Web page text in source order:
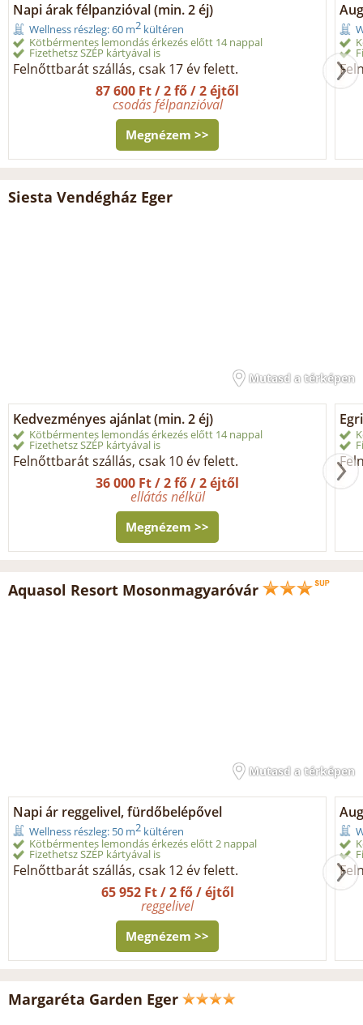
Napi árak félpanzióval (min. 2 éj)
Wellness részleg: 60 m2 kültéren
Kötbérmentes lemondás érkezés előtt 14 nappal
Fizethetsz SZÉP kártyával is
Felnőttbarát szállás, csak 17 év felett.
87 600 Ft / 2 fő / 2 éjtől
csodás félpanzióval
Megnézem >>
Siesta Vendégház Eger
Mutasd a térképen
Kedvezményes ajánlat (min. 2 éj)
Kötbérmentes lemondás érkezés előtt 14 nappal
Fizethetsz SZÉP kártyával is
Felnőttbarát szállás, csak 10 év felett.
36 000 Ft / 2 fő / 2 éjtől
ellátás nélkül
Megnézem >>
Aquasol Resort Mosonmagyaróvár
Mutasd a térképen
Napi ár reggelivel, fürdőbelépővel
Wellness részleg: 50 m2 kültéren
Kötbérmentes lemondás érkezés előtt 2 nappal
Fizethetsz SZÉP kártyával is
Felnőttbarát szállás, csak 12 év felett.
65 952 Ft / 2 fő / éjtől
reggelivel
Megnézem >>
Margaréta Garden Eger